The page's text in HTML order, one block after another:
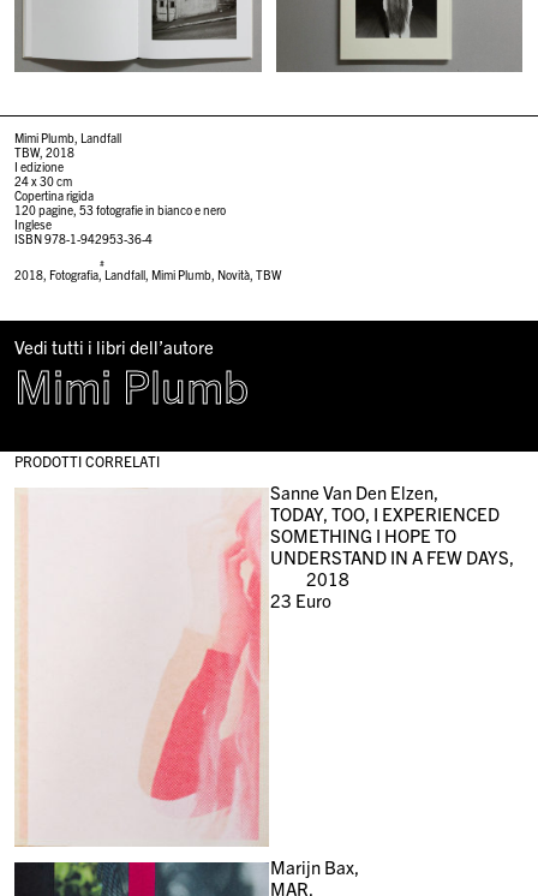
Mimi Plumb, Landfall
TBW, 2018
I edizione
24 x 30 cm
Copertina rigida
120 pagine, 53 fotografie in bianco e nero
Inglese
ISBN 978-1-942953-36-4
#
2018, Fotografia, Landfall, Mimi Plumb, Novità,TBW
Vedi tutti i libri dell’autore
Mimi Plumb
PRODOTTI CORRELATI
Sanne Van Den Elzen,
TODAY, TOO, I EXPERIENCED
SOMETHING I HOPE TO
UNDERSTAND IN A FEW DAYS,
2018
23 Euro
Marijn Bax,
MAR,